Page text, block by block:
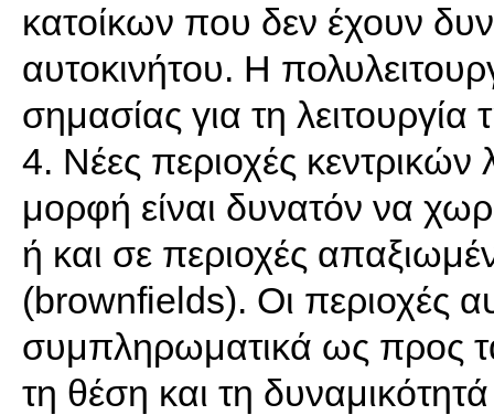
κατοίκων που δεν έχουν
αυτοκινήτου. Η
σημασίας για τη λειτουργία
4. Νέες περιοχές
μορφή είναι δυνατόν να
ή και σε περιοχές
(brownfields). Οι περιοχές
συμπληρωματικά ως προς
τη θέση και τη